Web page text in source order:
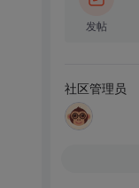
发帖
社区管理员